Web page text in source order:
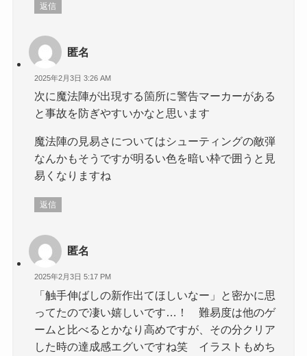
返信
匿名
2025年2月3日 3:26 AM
次に魔法陣が出現する箇所に警告マーカーがある
と事故を防ぎやすいかなと思います
魔法陣の見易さについてはシューティングの敵弾
なんかもそうですが明るい色を暗い枠で囲うと見
易くなりますね
返信
匿名
2025年2月3日 5:17 PM
「触手伸ばしの新作出てほしいなー」と密かに思
ってたので凄い嬉しいです…！ 難易度は他のゲ
ームと比べるとかなり高めですが、その分クリア
した時の達成感エグいですね笑 イラストもめち